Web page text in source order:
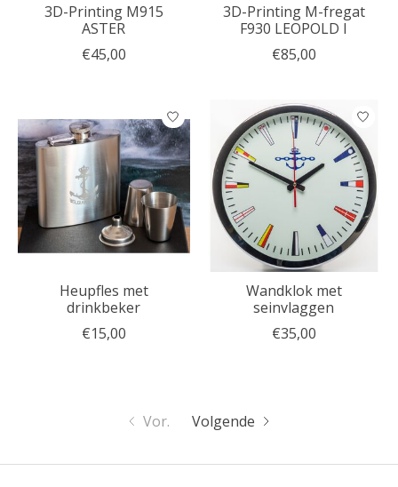
3D-Printing M915
ASTER
€45,00
3D-Printing M-fregat
F930 LEOPOLD I
€85,00
Heupfles met
drinkbeker
€15,00
Wandklok met
seinvlaggen
€35,00
Vor. Volgende